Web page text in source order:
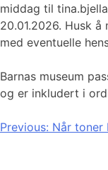
middag til
20.01.2026. Husk å
med eventuelle
Barnas museum
og er inkludert i
Previous: Når toner